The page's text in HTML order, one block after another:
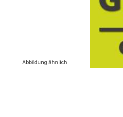
Abbildung ähnlich